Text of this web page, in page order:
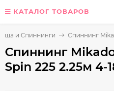
КАТАЛОГ ТОВАРОВ
и Спиннинги Спиннинг
Спиннинг
Spin 225 2.25м 4-